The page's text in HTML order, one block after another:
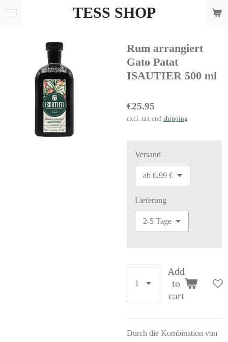
Skip
TESS SHOP
Rum arrangiert
Gato Patat
ISAUTIER 500 ml
€25.95
excl. tax and shipping
Versand
Lieferung
Add
to
cart
Durch die Kombination von